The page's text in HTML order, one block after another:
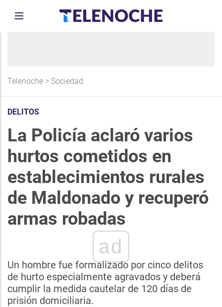
Telenoche > Sociedad
DELITOS
La Policía aclaró varios
hurtos cometidos en
establecimientos rurales
de Maldonado y recuperó
armas robadas
ad
Un hombre fue formalizado por cinco delitos
de hurto especialmente agravados y deberá
cumplir la medida cautelar de 120 días de
prisión domiciliaria.